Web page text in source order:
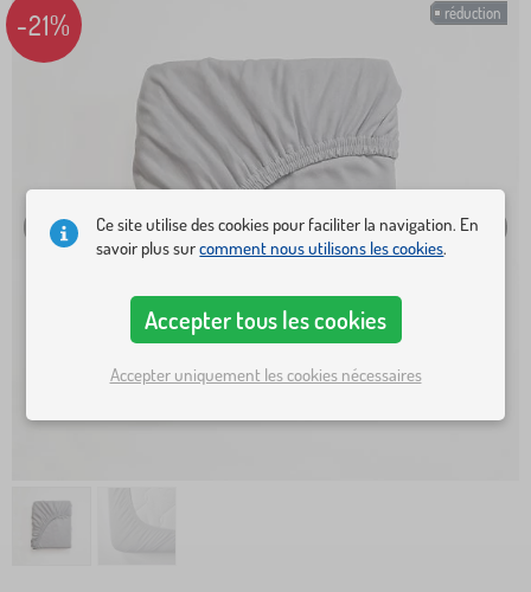
réduction
-21%
Ce site utilise des cookies pour faciliter la navigation. En
savoir plus surcomment nous utilisons les cookies.
Accepter tous les cookies
Accepter uniquement les cookies nécessaires